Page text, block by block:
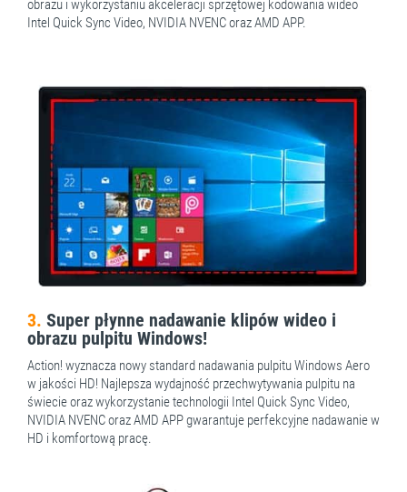
obrazu i wykorzystaniu akceleracji sprzętowej kodowania wideo
Intel Quick Sync Video, NVIDIA NVENC oraz AMD APP.
3. Super płynne nadawanie klipów wideo i
obrazu pulpitu Windows!
Action! wyznacza nowy standard nadawania pulpitu Windows Aero
w jakości HD! Najlepsza wydajność przechwytywania pulpitu na
świecie oraz wykorzystanie technologii Intel Quick Sync Video,
NVIDIA NVENC oraz AMD APP gwarantuje perfekcyjne nadawanie w
HD i komfortową pracę.